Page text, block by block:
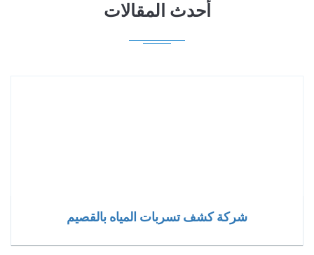
أحدث المقالات
شركة كشف تسربات المياه بالقصيم